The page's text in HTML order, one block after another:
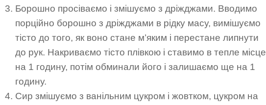
Борошно просіваємо і змішуємо з дріжджами. Вводимо
порційно борошно з дріжджами в рідку масу, вимішуємо
тісто до того, як воно стане м’яким і перестане липнути
до рук. Накриваємо тісто плівкою і ставимо в тепле місце
на 1 годину, потім обминали його і залишаємо ще на 1
годину.
Сир змішуємо з ванільним цукром і жовтком, цукром на